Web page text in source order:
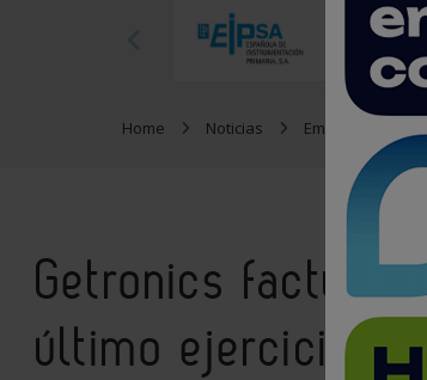
Home Noticias Empresas
Getronics factura
último ejercicio